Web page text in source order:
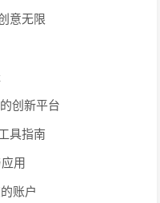
意无限
创新平台
具指南
用
账户